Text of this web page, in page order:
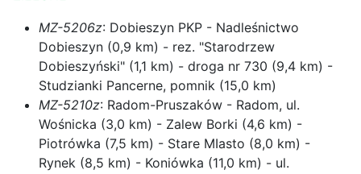
MZ-5206z: Dobieszyn PKP - Nadleśnictwo
Dobieszyn (0,9 km) - rez. "Starodrzew
Dobieszyński" (1,1 km) - droga nr 730 (9,4 km) -
Studzianki Pancerne, pomnik (15,0 km)
MZ-5210z: Radom-Pruszaków - Radom, ul.
Wośnicka (3,0 km) - Zalew Borki (4,6 km) -
Piotrówka (7,5 km) - Stare MIasto (8,0 km) -
Rynek (8,5 km) - Koniówka (11,0 km) - ul.